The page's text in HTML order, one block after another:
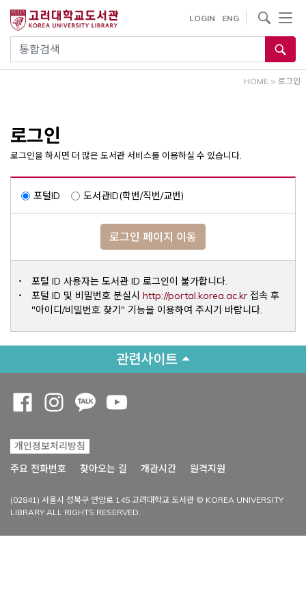
건
통합검색
LOGIN ENG
사이트내 검색
HOME > 로그인
로그인
로그인을 하시면 더 많은 도서관 서비스를 이용하실 수 있습니다.
포털ID 도서관ID(학번/직번/교번)
로그인 페이지 이동
포털 ID 사용자는 도서관 ID 로그인이 불가합니다.
포털 ID 및 비밀번호 분실시 http://portal.korea.ac.krOpens a
접속 후
"아이디/비밀번호 찾기" 기능을 이용하여 주시기 바랍니다.
관련사이트
개인정보처리방침
주요 전화번호
찾아오는 길 개관시간 원격지원
(02841) 서울시 성북구 안암로 145 고려대학교 도서관 © KOREA UNIVERSITY
LIBRARY ALL RIGHTS RESERVED.
Opens a new window
Opens a new window
Opens a new window